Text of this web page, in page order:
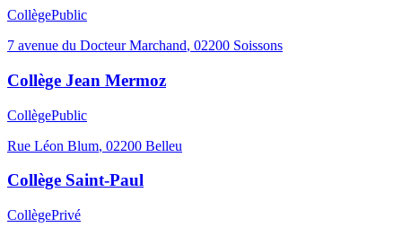
CollègePublic
7 avenue du Docteur Marchand, 02200 Soissons
Collège Jean Mermoz
CollègePublic
Rue Léon Blum, 02200 Belleu
Collège Saint-Paul
CollègePrivé